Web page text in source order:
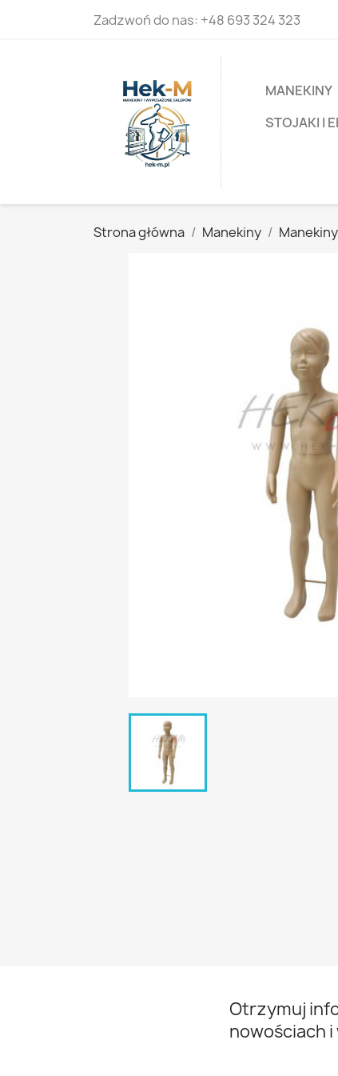
Zadzwoń do nas: +48 693 324 323
MANEKINY
STOJAKI I
Strona główna Manekiny
Otrzymuj
nowościach